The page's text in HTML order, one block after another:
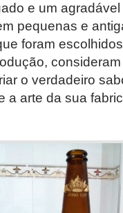
e um
pequenas e
foram
o verdadeiro
a arte da sua